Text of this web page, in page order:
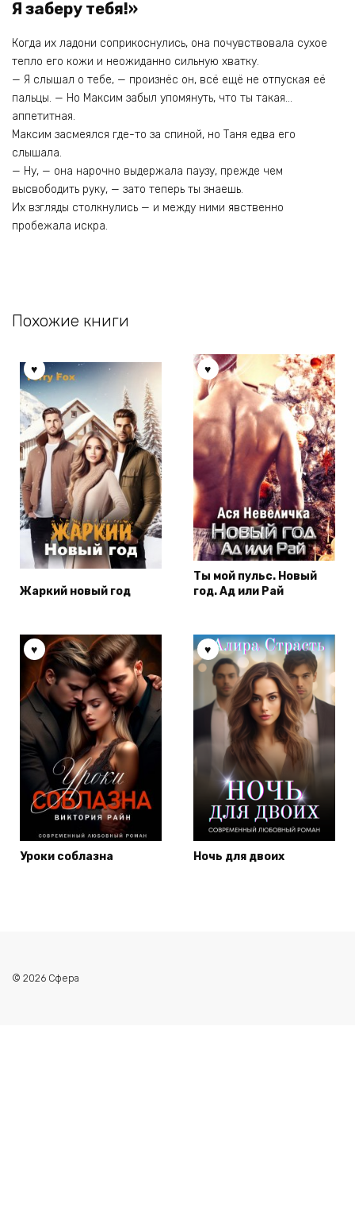
Я заберу тебя!»
Когда их ладони соприкоснулись, она почувствовала сухое
тепло его кожи и неожиданно сильную хватку.
— Я слышал о тебе, — произнёс он, всё ещё не отпуская её
пальцы. — Но Максим забыл упомянуть, что ты такая…
аппетитная.
Максим засмеялся где-то за спиной, но Таня едва его
слышала.
— Ну, — она нарочно выдержала паузу, прежде чем
высвободить руку, — зато теперь ты знаешь.
Их взгляды столкнулись — и между ними явственно
пробежала искра.
Похожие книги
Жаркий новый год
Ты мой пульс. Новый
год. Ад или Рай
Уроки соблазна Ночь для двоих
© 2026 Сфера